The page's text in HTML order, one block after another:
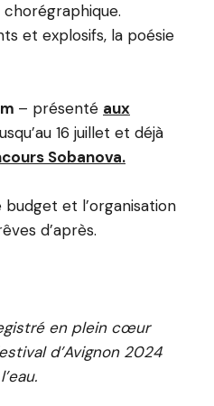
et explosifs, la poésie
– présenté aux
16 juillet et déjà
Sobanova.
et l’organisation
d’après.
en plein cœur
d’Avignon 2024